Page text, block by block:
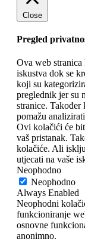
Close
Pregled
Ova web
iskustva dok se
koji su
preglednik jer su
stranice.
pomažu
Ovi kolačići će
vaš pristanak.
kolačiće. Ali
utjecati na vaše
Neophodno
Neophodno
Always Enabled
Neophodni
funkcioniranje
osnovne
anonimno.